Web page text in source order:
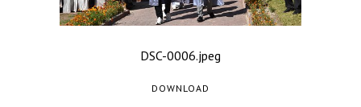
DSC-0006.jpeg
DOWNLOAD